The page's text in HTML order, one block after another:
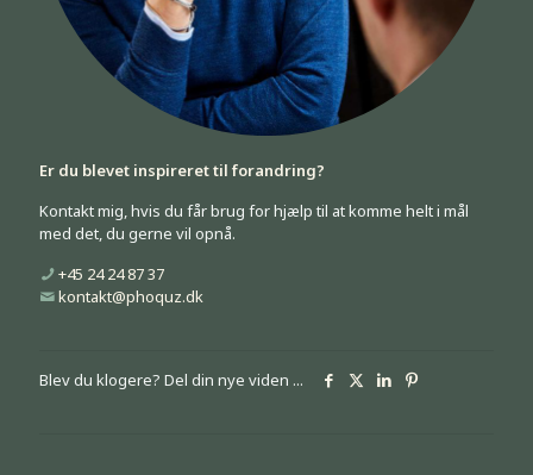
Er du blevet inspireret til forandring?
Kontakt mig, hvis du får brug for hjælp til at komme helt i mål
med det, du gerne vil opnå.
+45 24 24 87 37
kontakt@phoquz.dk
Blev du klogere? Del din nye viden ...